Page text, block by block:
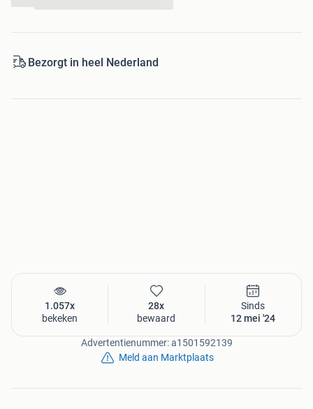
benodigdheden voor de auto.
Bezorgt in heel Nederland
1.057x
bekeken
28x
bewaard
Sinds
12 mei '24
Advertentienummer: a1501592139
Meld aan Marktplaats